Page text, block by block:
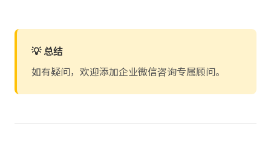
💡 总结
如有疑问，欢迎添加企业微信咨询专属顾问。